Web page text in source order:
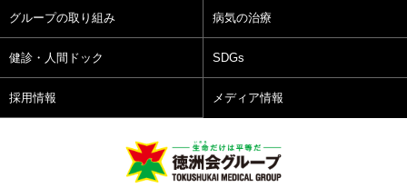
グループの取り組み 病気の治療
健診・人間ドック SDGs
採用情報 メディア情報